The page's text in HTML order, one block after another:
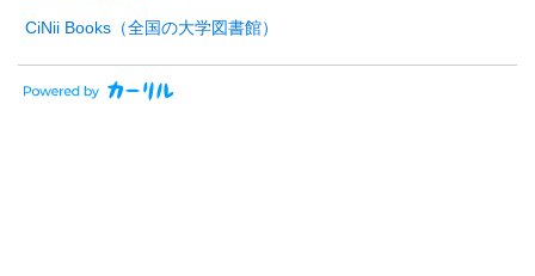
CiNii Books（全国の大学図書館）